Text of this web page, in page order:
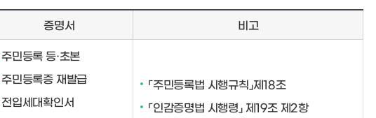
증명서 비고
주민등록 등·초본
주민등록증 재발급
전입세대확인서
「주민등록법 시행규칙」제18조
「인감증명법 시행령」 제19조 제2항